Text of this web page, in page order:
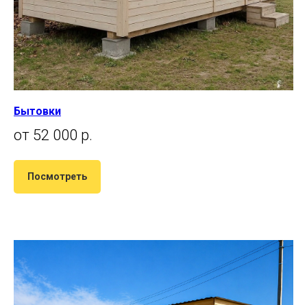
Бытовки
от 52 000 р.
Посмотреть